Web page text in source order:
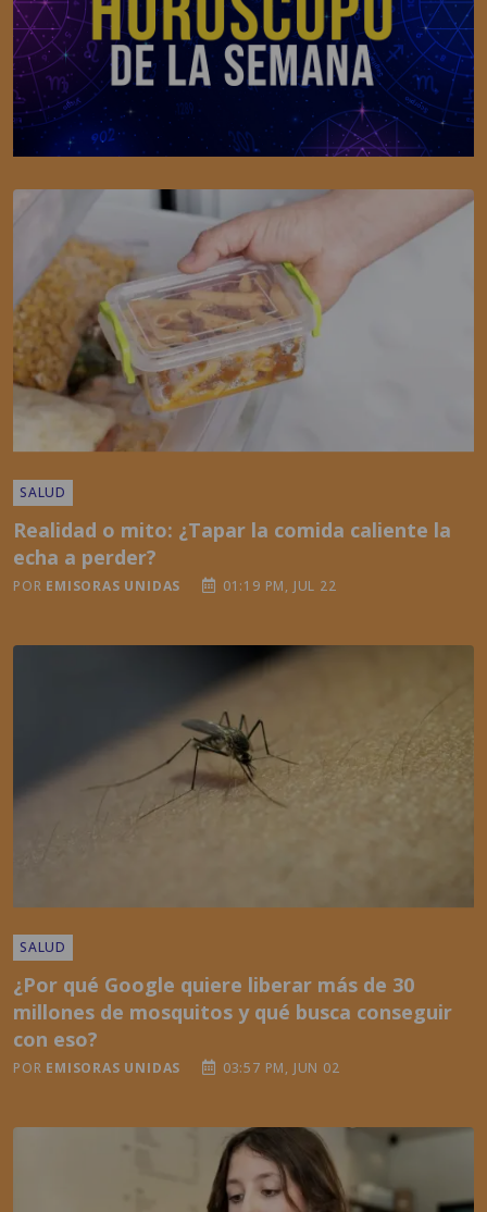
SALUD
Realidad o mito: ¿Tapar la comida caliente la
echa a perder?
POR EMISORAS UNIDAS 01:19 PM, JUL 22
SALUD
¿Por qué Google quiere liberar más de 30
millones de mosquitos y qué busca conseguir
con eso?
POR EMISORAS UNIDAS 03:57 PM, JUN 02